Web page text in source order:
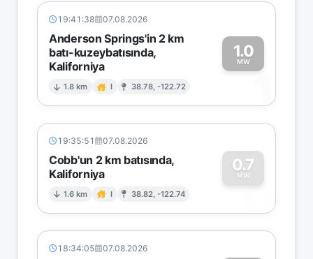
19:41:38 07.08.2026
Anderson Springs'in 2 km
batı-kuzeybatısında,
Kaliforniya
1.8 km I 38.78, -122.72
1.0
MW
1
19:35:51 07.08.2026
Cobb'un 2 km batısında,
Kaliforniya
1.6 km I 38.82, -122.74
0.7
MW
0
18:34:05 07.08.2026